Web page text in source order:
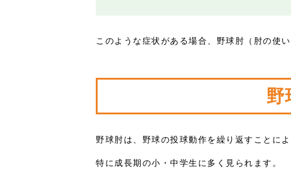
このような症状がある場合、野球肘（肘の使
野
野球肘は、野球の投球動作を繰り返すことに
特に成長期の小・中学生に多く見られます。